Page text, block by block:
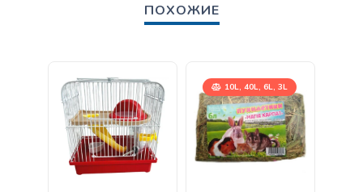
ПОХОЖИЕ
10L, 40L, 6L, 3L